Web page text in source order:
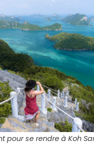
pour se rendre à Koh